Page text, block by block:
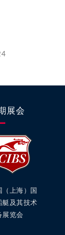
展会
（上海）国
艇及其技术
展览会